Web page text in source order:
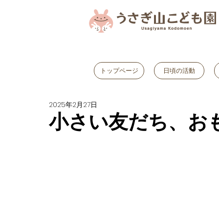
トップページ 日頃の活動
小さい友だち、
2025年2月27日